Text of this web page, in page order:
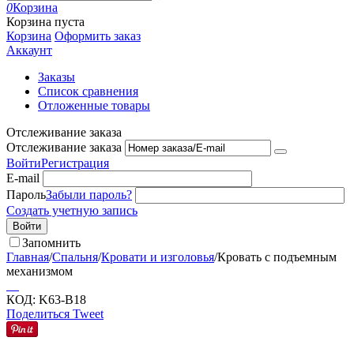
0Корзина
Корзина пуста
Корзина Оформить заказ
Аккаунт
Заказы
Список сравнения
Отложенные товары
Отслеживание заказа
Отслеживание заказа
ВойтиРегистрация
E-mail
ПарольЗабыли пароль?
Создать учетную запись
Войти
Запомнить
Главная/Спальня/Кровати и изголовья/Кровать с подъемным
механизмом
КОД: K63-B18
Поделиться Tweet